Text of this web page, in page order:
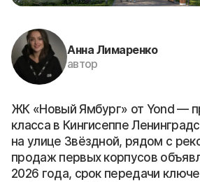
Анна Лимаренко
автор
ЖК «Новый Ямбург» от Yond —
класса в Кингисеппе
на улице Звёздной, рядом с
продаж первых корпусов
2026 года, срок передачи